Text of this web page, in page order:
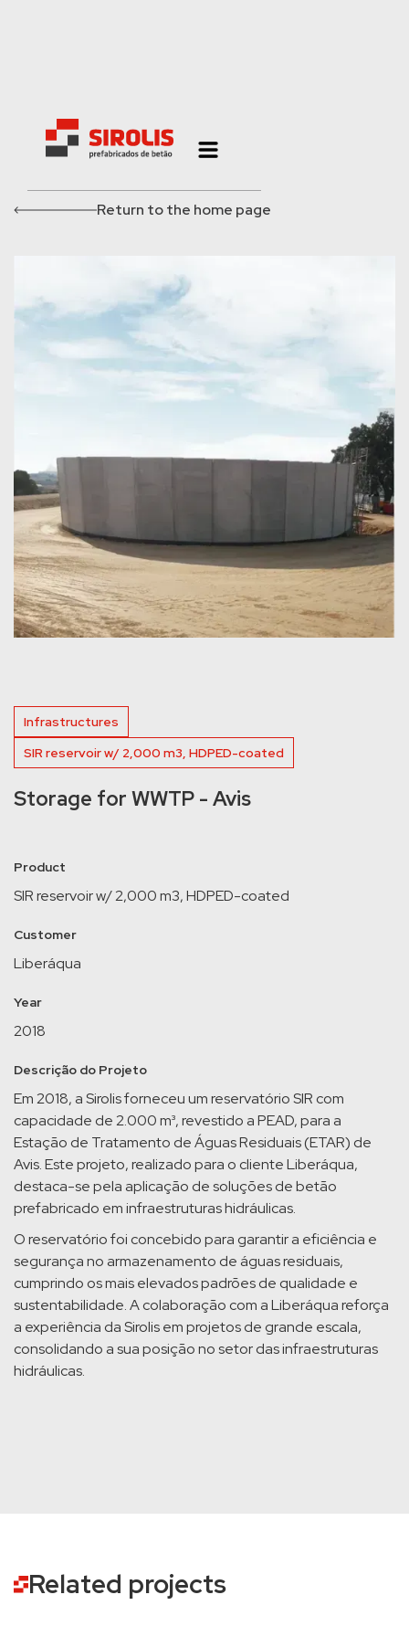
Return to the home page
Infrastructures
SIR reservoir w/ 2,000 m3, HDPED-coated
Storage for WWTP - Avis
Product
SIR reservoir w/ 2,000 m3, HDPED-coated
Customer
Liberáqua
Year
2018
Descrição do Projeto
Em 2018, a Sirolis forneceu um reservatório SIR com
capacidade de 2.000 m³, revestido a PEAD, para a
Estação de Tratamento de Águas Residuais (ETAR) de
Avis. Este projeto, realizado para o cliente Liberáqua,
destaca-se pela aplicação de soluções de betão
prefabricado em infraestruturas hidráulicas.
O reservatório foi concebido para garantir a eficiência e
segurança no armazenamento de águas residuais,
cumprindo os mais elevados padrões de qualidade e
sustentabilidade. A colaboração com a Liberáqua reforça
a experiência da Sirolis em projetos de grande escala,
consolidando a sua posição no setor das infraestruturas
hidráulicas.
Related projects